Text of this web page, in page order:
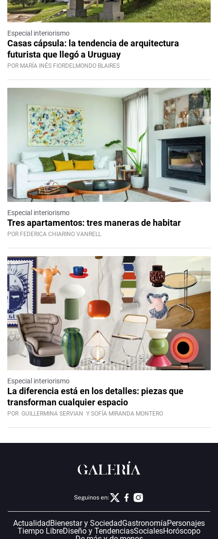
Especial interiorismo
Casas cápsula: la tendencia de arquitectura
futurista que llegó a Uruguay
POR MARÍA INÉS FIORDELMONDO BLAIRES
Especial interiorismo
Tres apartamentos: tres maneras de habitar
POR FEDERICA CHIARINO VANRELL
Especial interiorismo
La diferencia está en los detalles: piezas que
transforman cualquier espacio
POR GUILLERMINA SERVIAN Y SOFÍA MIRANDA MONTERO
Seguinos en:
Actualidad Bienestar y SociedadGastronomíaPersonajes
Tiempo LibreDiseño y TendenciasSocialesHoróscopo